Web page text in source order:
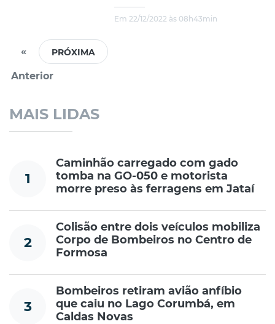
Em 22/12/2022 às 08h43min
«
Anterior
MAIS LIDAS
1
Caminhão carregado com gado
tomba na GO-050 e motorista
morre preso às ferragens em Jataí
2
Colisão entre dois veículos mobiliza
Corpo de Bombeiros no Centro de
Formosa
3
Bombeiros retiram avião anfíbio
que caiu no Lago Corumbá, em
Caldas Novas